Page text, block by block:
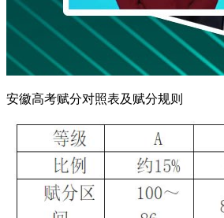
安徽高考赋分对照表及赋分规则